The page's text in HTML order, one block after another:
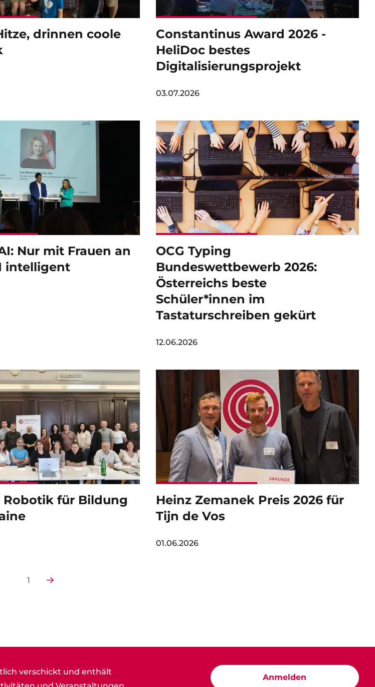
drinnen coole
Constantinus Award 2026 -
HeliDoc bestes
Digitalisierungsprojekt
03.07.2026
Nur mit Frauen an
intelligent
Image
OCG Typing
Bundeswettbewerb 2026:
Österreichs beste
Schüler*innen im
Tastaturschreiben gekürt
12.06.2026
Robotik für Bildung
Heinz Zemanek Preis 2026 für
Tijn de Vos
01.06.2026
1 Next page
verschickt und enthält
Anmelden